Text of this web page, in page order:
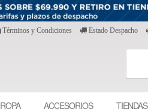
Términos y Condiciones Estado Despacho
ROPA ACCESORIOS TIENDAS